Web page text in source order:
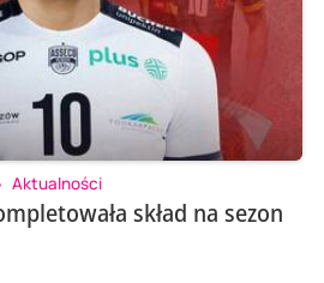
Aktualności
skład na sezon